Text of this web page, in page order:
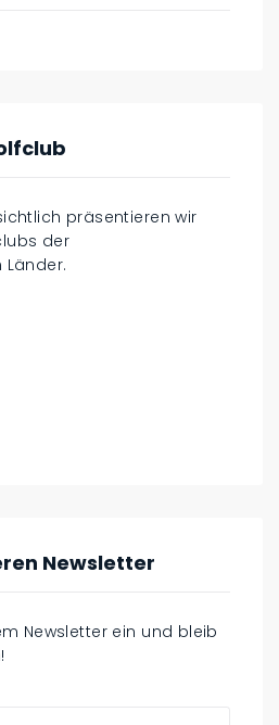
präsentieren wir
der
Newsletter
Newsletter ein und bleib